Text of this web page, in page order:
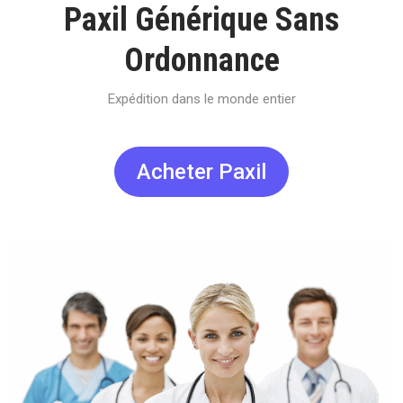
Paxil Générique Sans
Ordonnance
Expédition dans le monde entier
Acheter Paxil